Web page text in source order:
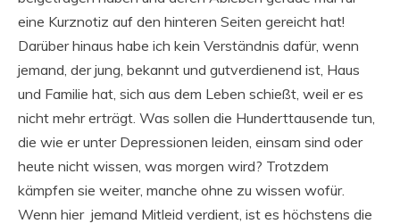
eine Kurznotiz auf den hinteren Seiten gereicht hat!
Darüber hinaus habe ich kein Verständnis dafür, wenn
jemand, der jung, bekannt und gutverdienend ist, Haus
und Familie hat, sich aus dem Leben schießt, weil er es
nicht mehr erträgt. Was sollen die Hunderttausende tun,
die wie er unter Depressionen leiden, einsam sind oder
heute nicht wissen, was morgen wird? Trotzdem
kämpfen sie weiter, manche ohne zu wissen wofür.
Wenn hier jemand Mitleid verdient, ist es höchstens die